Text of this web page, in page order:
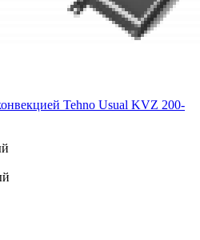
Tehno Usual KVZ 200-